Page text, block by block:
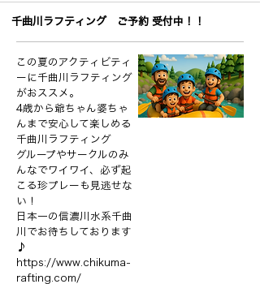
千曲川ラフティング ご予約 受付中！！
この夏のアクティビティ
ーに千曲川ラフティング
がおススメ。
4歳から爺ちゃん婆ちゃ
んまで安心して楽しめる
千曲川ラフティング
グループやサークルのみ
んなでワイワイ、必ず起
こる珍プレーも見逃せな
い！
日本一の信濃川水系千曲
川でお待ちしております
♪
https://www.chikuma-
rafting.com/